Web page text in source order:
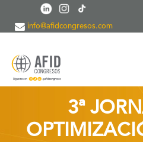
Pasar al contenido principal
info@afidcongresos.com
Quiénes somos
3ª